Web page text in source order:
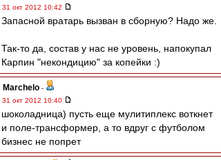
31 окт 2012 10:42
Запасной вратарь вызван в сборную? Надо же.
Так-то да, состав у нас не уровень, напокупал
Карпин "некондицию" за копейки :)
Marchelo -
31 окт 2012 10:40
шоколадница) пусть еще мулитиплекс воткнет
и поле-трансформер, а то вдруг с футболом
бизнес не попрет